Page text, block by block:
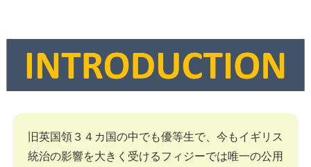
旧英国領３４カ国の中でも優等生で、今もイギリス
統治の影響を大きく受けるフィジーでは唯一の公用